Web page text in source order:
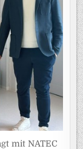
mit NATEC